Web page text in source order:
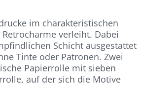
im charakteristischen
verleiht. Dabei
Schicht ausgestattet
Tinte oder Patronen. Zwei
Papierrolle mit sieben
auf der sich die Motive